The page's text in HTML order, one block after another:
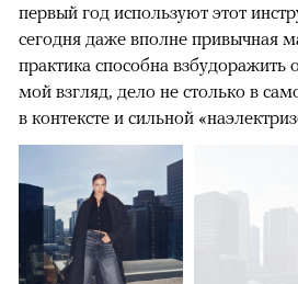
первый год используют этот
сегодня даже вполне привычная
практика способна взбудоражить
мой взгляд, дело не столько в
в контексте и сильной